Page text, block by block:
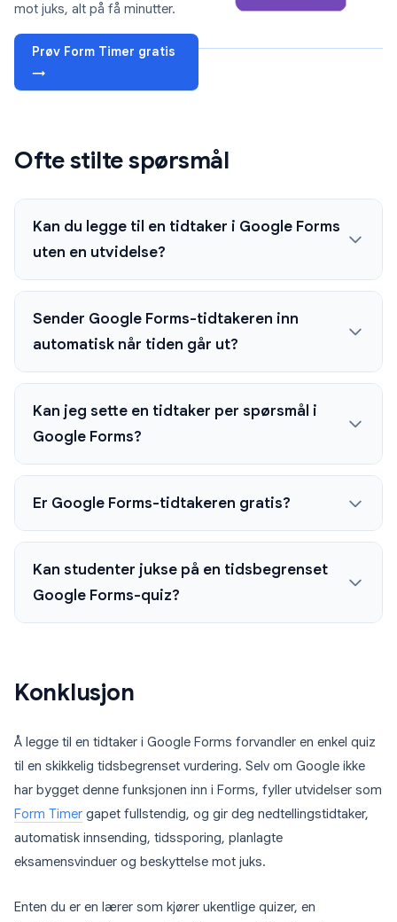
mot juks, alt på få minutter.
Prøv Form Timer gratis
→
Ofte stilte spørsmål
Kan du legge til en tidtaker i Google Forms
uten en utvidelse?
Sender Google Forms-tidtakeren inn
automatisk når tiden går ut?
Kan jeg sette en tidtaker per spørsmål i
Google Forms?
Er Google Forms-tidtakeren gratis?
Kan studenter jukse på en tidsbegrenset
Google Forms-quiz?
Konklusjon
Å legge til en tidtaker i Google Forms forvandler en enkel quiz
til en skikkelig tidsbegrenset vurdering. Selv om Google ikke
har bygget denne funksjonen inn i Forms, fyller utvidelser som
Form Timer gapet fullstendig, og gir deg nedtellingstidtaker,
automatisk innsending, tidssporing, planlagte
eksamensvinduer og beskyttelse mot juks.
Enten du er en lærer som kjører ukentlige quizer, en